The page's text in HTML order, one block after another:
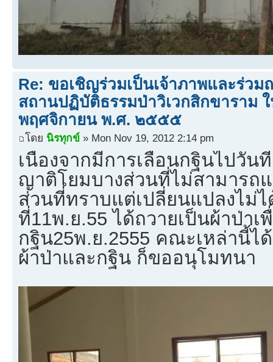
Re: ขอเชิญร่วมเป็นเจ้าภาพและร่ว
สถานปฏิบัติธรรมป่าวิเวกสิกขาราม
พฤศจิกายน พ.ศ. ๒๕๕๕
โดย นิรทุกข์ » Mon Nov 19, 2012 2:14 pm
เนื่องจากมีการเลื่อนกฐินไปวัน
ญาติโยมบางส่วนที่ไม่สามารถ
ส่วนที่ทราบแต่เปลี่ยนแปลงไม่
ที่11พ.ย.55 ได้ถวายเป็นผ้าป่าเ
กฐิน25พ.ย.2555 คณะเหล่านี้ไ
ผ้าป่าและกฐิน ก็ขออนุโมทนา